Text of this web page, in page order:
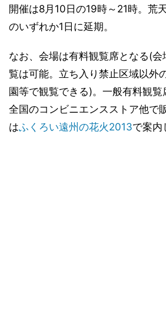
開催は8月10日の19時～21時。荒
のいずれか1日に延期。
なお、会場は有料観覧席となる(
覧は可能。立ち入り禁止区域以外
園等で観覧できる)。一般有料観覧
全国のコンビニエンスストア他で
はふくろい遠州の花火2013で案内